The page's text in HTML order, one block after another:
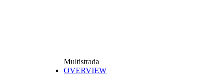
Multistrada
OVERVIEW